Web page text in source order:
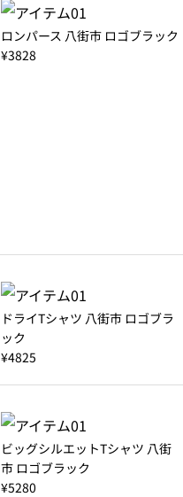
ロンパース 八街市 ロゴブラック
¥3828
ドライTシャツ 八街市 ロゴブラ
ック
¥4825
ビッグシルエットTシャツ 八街
市 ロゴブラック
¥5280